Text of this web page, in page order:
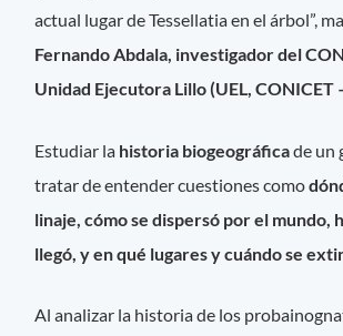
actual lugar de Tessellatia en el árbol”,
Fernando Abdala, investigador del
Unidad Ejecutora Lillo (UEL, CONICET
Estudiar la historia biogeográficade un
tratar de entender cuestiones como
linaje, cómo se dispersó por el mundo,
llegó, y en qué lugares y cuándo se
Al analizar la historia de los